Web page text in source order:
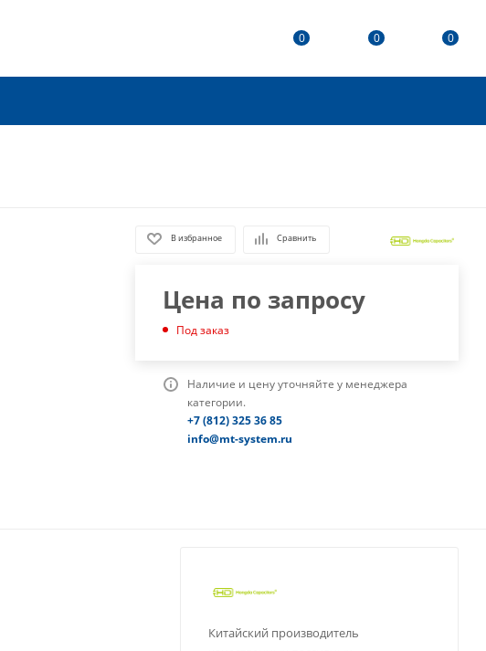
0 0 0
В избранное Сравнить
Цена по запросу
Под заказ
Наличие и цену уточняйте у менеджера
категории.
+7 (812) 325 36 85
info@mt-system.ru
Китайский производитель